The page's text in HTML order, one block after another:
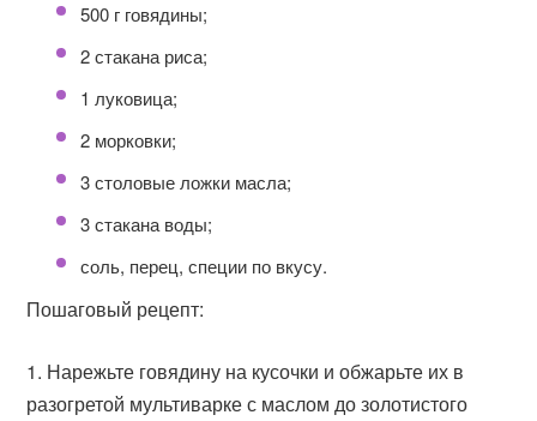
500 г говядины;
2 стакана риса;
1 луковица;
2 морковки;
3 столовые ложки масла;
3 стакана воды;
соль, перец, специи по вкусу.
Пошаговый рецепт:
Нарежьте говядину на кусочки и обжарьте их в
разогретой мультиварке с маслом до золотистого